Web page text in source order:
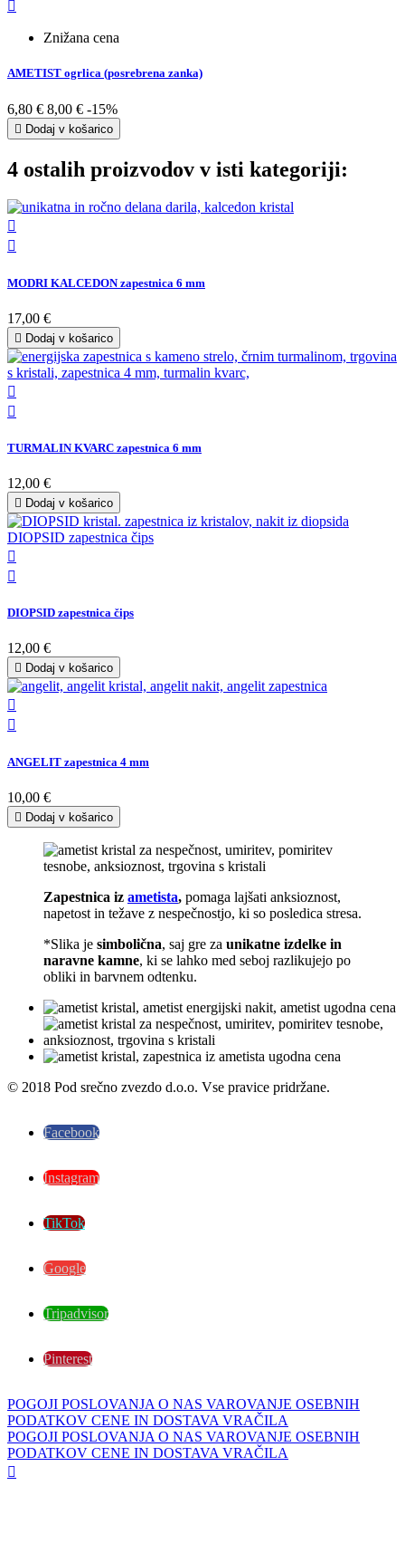

Znižana cena
AMETIST ogrlica (posrebrena zanka)
6,80 € 8,00 € -15%
 Dodaj v košarico
4 ostalih proizvodov v isti kategoriji:


MODRI KALCEDON zapestnica 6 mm
17,00 €
 Dodaj v košarico


TURMALIN KVARC zapestnica 6 mm
12,00 €
 Dodaj v košarico


DIOPSID zapestnica čips
12,00 €
 Dodaj v košarico


ANGELIT zapestnica 4 mm
10,00 €
 Dodaj v košarico
Zapestnica iz ametista, pomaga lajšati anksioznost,
napetost in težave z nespečnostjo, ki so posledica stresa.
*Slika je simbolična, saj gre za unikatne izdelke in
naravne kamne, ki se lahko med seboj razlikujejo po
obliki in barvnem odtenku.
© 2018 Pod srečno zvezdo d.o.o. Vse pravice pridržane.
Facebook
Instagram
TikTok
Google
Tripadvisor
Pinterest
POGOJI POSLOVANJA O NAS VAROVANJE OSEBNIH
PODATKOV CENE IN DOSTAVA VRAČILA
POGOJI POSLOVANJA O NAS VAROVANJE OSEBNIH
PODATKOV CENE IN DOSTAVA VRAČILA
